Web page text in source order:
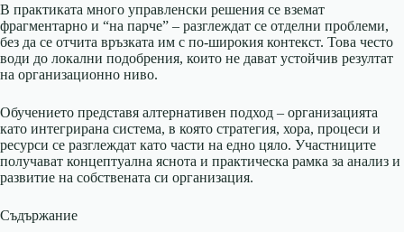
В практиката много управленски решения се вземат
фрагментарно и “на парче” – разглеждат се отделни проблеми,
без да се отчита връзката им с по-широкия контекст. Това често
води до локални подобрения, които не дават устойчив резултат
на организационно ниво.
Обучението представя алтернативен подход – организацията
като интегрирана система, в която стратегия, хора, процеси и
ресурси се разглеждат като части на едно цяло. Участниците
получават концептуална яснота и практическа рамка за анализ и
развитие на собствената си организация.
Съдържание